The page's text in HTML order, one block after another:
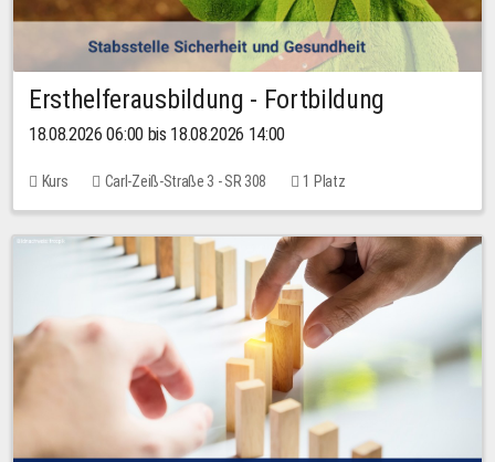
Ersthelferausbildung - Fortbildung
18.08.2026 06:00 bis 18.08.2026 14:00
Kurs Carl-Zeiß-Straße 3 - SR 308 1 Platz